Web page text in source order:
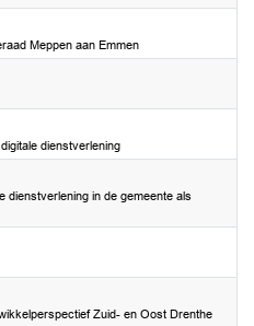
Meppen aan Emmen
dienstverlening
dienstverlening in de gemeente als
Zuid- en Oost Drenthe